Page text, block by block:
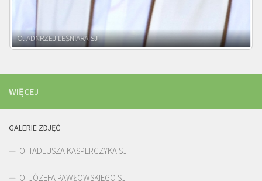
WIĘCEJ
GALERIE ZDJĘĆ
O. TADEUSZA KASPERCZYKA SJ
O. JÓZEFA PAWŁOWSKIEGO SJ